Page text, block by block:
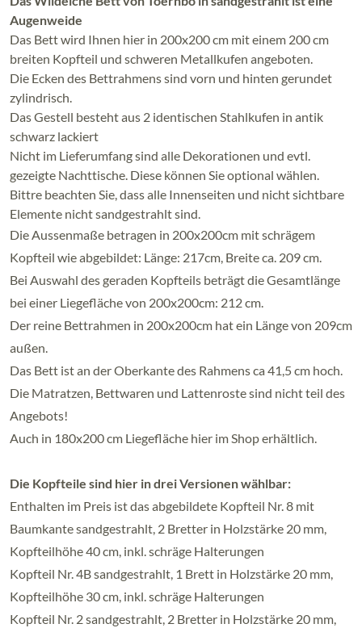
Augenweide
Das Bett wird Ihnen hier in 200x200 cm mit einem 200 cm
breiten Kopfteil und schweren Metallkufen angeboten.
Die Ecken des Bettrahmens sind vorn und hinten gerundet
zylindrisch.
Das Gestell besteht aus 2 identischen Stahlkufen in antik
schwarz lackiert
Nicht im Lieferumfang sind alle Dekorationen und evtl.
gezeigte Nachttische. Diese können Sie optional wählen.
Bittre beachten Sie, dass alle Innenseiten und nicht sichtbare
Elemente nicht sandgestrahlt sind.
Die Aussenmaße betragen in 200x200cm mit schrägem
Kopfteil wie abgebildet: Länge: 217cm, Breite ca. 209 cm.
Bei Auswahl des geraden Kopfteils beträgt die Gesamtlänge
bei einer Liegefläche von 200x200cm: 212 cm.
Der reine Bettrahmen in 200x200cm hat ein Länge von 209cm
außen.
Das Bett ist an der Oberkante des Rahmens ca 41,5 cm hoch.
Die Matratzen, Bettwaren und Lattenroste sind nicht teil des
Angebots!
Auch in 180x200 cm Liegefläche hier im Shop erhältlich.
Die Kopfteile sind hier in drei Versionen wählbar:
Enthalten im Preis ist das abgebildete Kopfteil Nr. 8 mit
Baumkante sandgestrahlt, 2 Bretter in Holzstärke 20 mm,
Kopfteilhöhe 40 cm, inkl. schräge Halterungen
Kopfteil Nr. 4B sandgestrahlt, 1 Brett in Holzstärke 20 mm,
Kopfteilhöhe 30 cm, inkl. schräge Halterungen
Kopfteil Nr. 2 sandgestrahlt, 2 Bretter in Holzstärke 20 mm,